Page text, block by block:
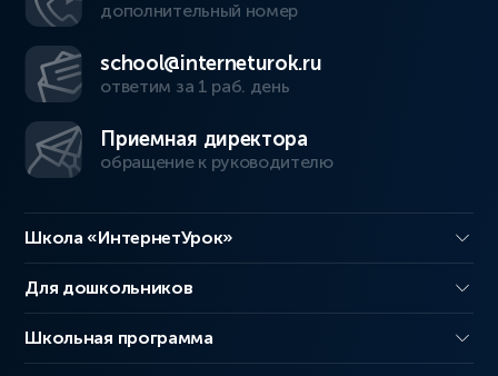
дополнительный номер
school@interneturok.ru
ответим за 1 раб. день
Приемная директора
обращение к руководителю
Школа «ИнтернетУрок»
Для дошкольников
Школьная программа